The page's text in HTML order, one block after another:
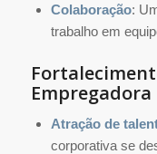
Colaboração:
trabalho em
Empregadora
Atração de
corporativa se